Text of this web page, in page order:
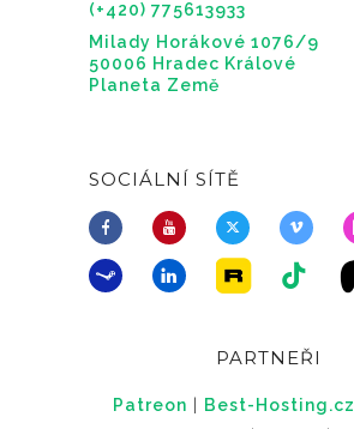
(+420) 775613933
Milady Horákové 1076/9
50006 Hradec Králové
Planeta Země
SOCIÁLNÍ SÍTĚ
PARTNEŘI
Patreon Best-Hosting.cz